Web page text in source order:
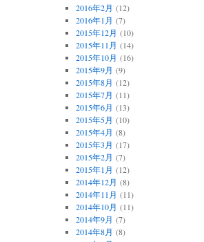
2016年2月 (12)
2016年1月 (7)
2015年12月 (10)
2015年11月 (14)
2015年10月 (16)
2015年9月 (9)
2015年8月 (12)
2015年7月 (11)
2015年6月 (13)
2015年5月 (10)
2015年4月 (8)
2015年3月 (17)
2015年2月 (7)
2015年1月 (12)
2014年12月 (8)
2014年11月 (11)
2014年10月 (11)
2014年9月 (7)
2014年8月 (8)